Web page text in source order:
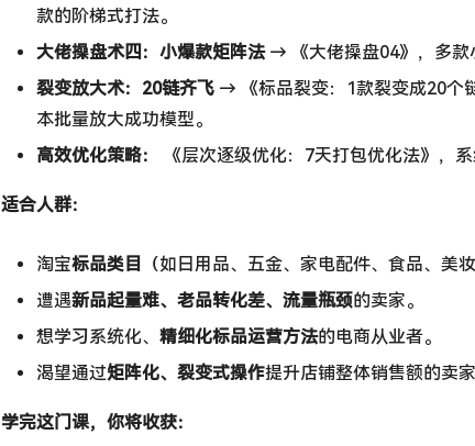
款的阶梯式打法。
大佬操盘术四：小爆款矩阵法 → 《大佬操盘04》，多款
裂变放大术：20链齐飞 → 《标品裂变：1款裂变成20个
本批量放大成功模型。
高效优化策略：​
《层次逐级优化：7天打包优化法》，
适合人群：​
淘宝标品类目
（如日用品、五金、家电配件、食品、美
遭遇新品起量难、老品转化差、流量瓶颈的卖家。
想学习系统化、 精细化标品运营方法的电商从业者。
渴望通过矩阵化、裂变式操作提升店铺整体销售额的卖家
学完这门课，你将收获：​